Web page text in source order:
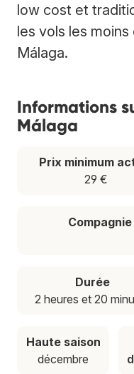
low cost et
les vols les
Málaga.
Informations
Málaga
Prix minimum
29 €
Durée
2 heures et 20
Haute saison
décembre